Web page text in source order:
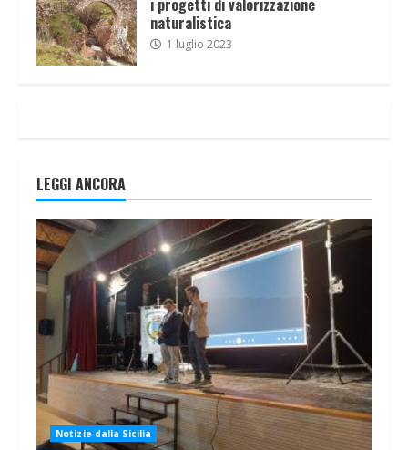
i progetti di valorizzazione
naturalistica
1 luglio 2023
LEGGI ANCORA
Notizie dalla Sicilia